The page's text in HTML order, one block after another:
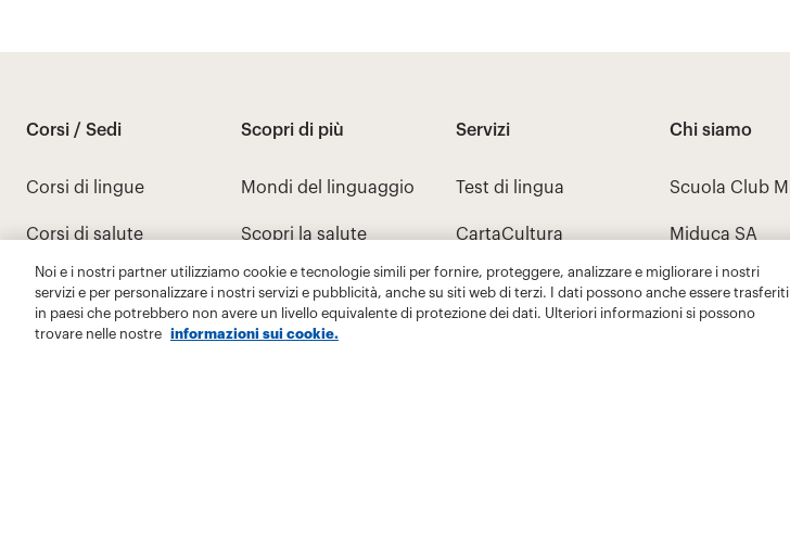
Noi e i nostri partner utilizziamo cookie e tecnologie simili per fornire, proteggere, analizzare e migliorare i nostri
servizi e per personalizzare i nostri servizi e pubblicità, anche su siti web di terzi. I dati possono anche essere trasferiti
in paesi che potrebbero non avere un livello equivalente di protezione dei dati. Ulteriori informazioni si possono
trovare nelle nostre
informazioni sui cookie.